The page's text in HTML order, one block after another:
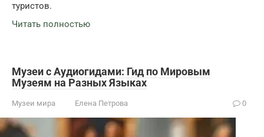
туристов.
Читать полностью
Музеи с Аудиогидами: Гид по Мировым
Музеям на Разных Языках
Музеи мира Елена Петрова 0